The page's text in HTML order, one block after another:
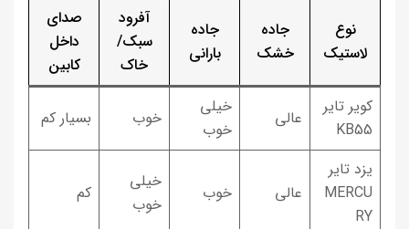
نوع
لاستیک
جاده
خشک
جاده
بارانی
آفرود
سبک/
خاک
صدای
داخل
کابین
کویر تایر
KB55
عالی
خیلی
خوب
خوب بسیار کم
یزد تایر
MERCU
RY
عالی خوب
خیلی
خوب
کم